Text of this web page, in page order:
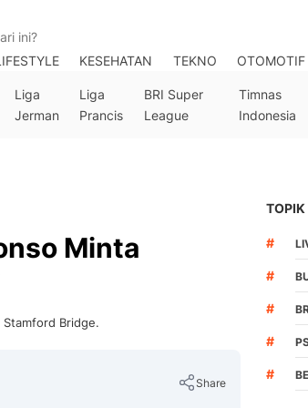
KESEHATAN TEKNO OTOMOTIF
Liga
Jerman
Liga
Prancis
BRI Super
League
Timnas
Indonesia
Minta
Bridge.
Share
TOPIK
#
#
#
#
#